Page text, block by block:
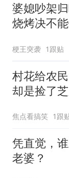
婆媳吵架
烧烤决不
梗王突袭 1跟贴
村花给农
却是捡了
焦点看搞笑 1跟
凭直觉，
老婆？